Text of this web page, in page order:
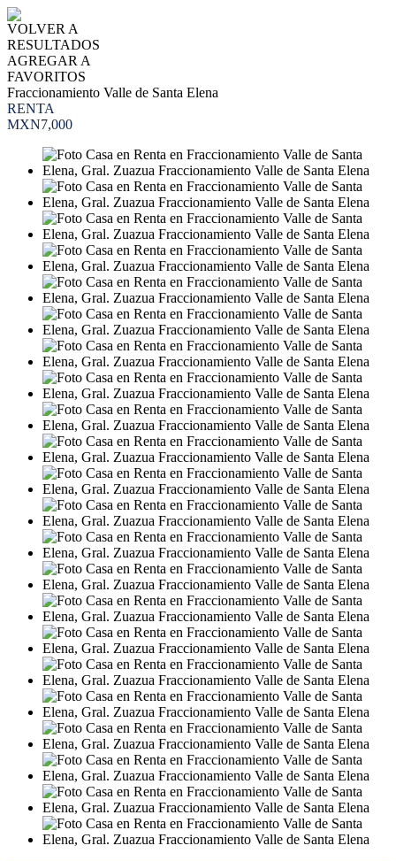
VOLVER A
RESULTADOS
AGREGAR A
FAVORITOS
Fraccionamiento Valle de Santa Elena
RENTA
MXN7,000